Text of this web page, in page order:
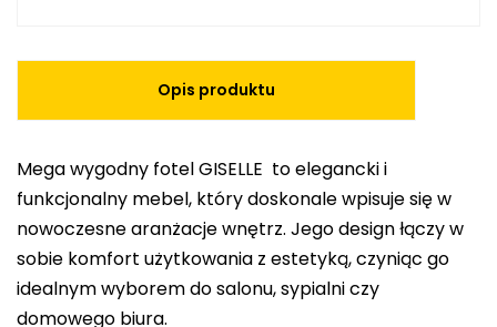
Opis produktu
Mega wygodny fotel GISELLE to elegancki i
funkcjonalny mebel, który doskonale wpisuje się w
nowoczesne aranżacje wnętrz. Jego design łączy w
sobie komfort użytkowania z estetyką, czyniąc go
idealnym wyborem do salonu, sypialni czy
domowego biura.